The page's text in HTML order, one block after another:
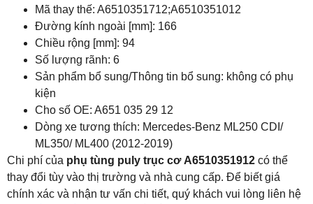
Mã thay thế: A6510351712;A6510351012
Đường kính ngoài [mm]: 166
Chiều rộng [mm]: 94
Số lượng rãnh: 6
Sản phẩm bổ sung/Thông tin bổ sung: không có phụ
kiện
Cho số OE: A651 035 29 12
Dòng xe tương thích: Mercedes-Benz ML250 CDI/
ML350/ ML400 (2012-2019)
Chi phí của phụ tùng puly trục cơ A6510351912 có thể
thay đổi tùy vào thị trường và nhà cung cấp. Để biết giá
chính xác và nhận tư vấn chi tiết, quý khách vui lòng liên hệ